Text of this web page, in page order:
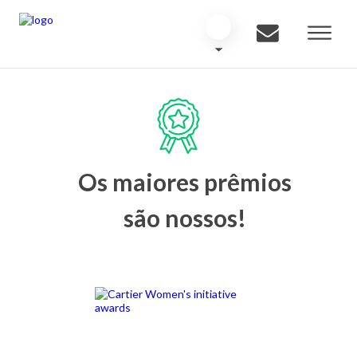
Os maiores prêmios
são nossos!